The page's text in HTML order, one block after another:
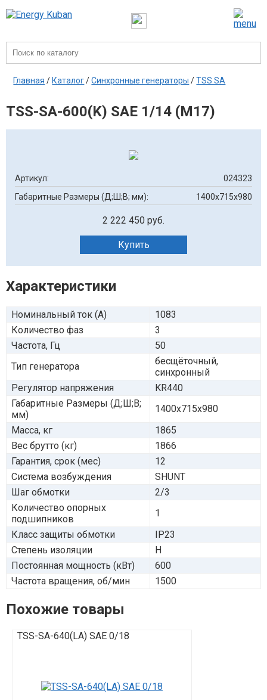
Главная / Каталог/Синхронные генераторы /TSS SA
TSS-SA-600(K) SAE 1/14 (М17)
Артикул:
024323
Габаритные Размеры (Д;Ш;В; мм):
1400х715х980
2 222 450 руб.
Купить
Характеристики
Номинальный ток (А)
1083
Количество фаз
3
Частота, Гц
50
Тип генератора
бесщёточный,
синхронный
Регулятор напряжения
KR440
Габаритные Размеры (Д;Ш;В;
мм)
1400х715х980
Масса, кг
1865
Вес брутто (кг)
1866
Гарантия, срок (мес)
12
Система возбуждения
SHUNT
Шаг обмотки
2/3
Количество опорных
подшипников
1
Класс защиты обмотки
IP23
Степень изоляции
H
Постоянная мощность (кВт)
600
Частота вращения, об/мин
1500
Похожие товары
TSS-SA-640(LA) SAE 0/18